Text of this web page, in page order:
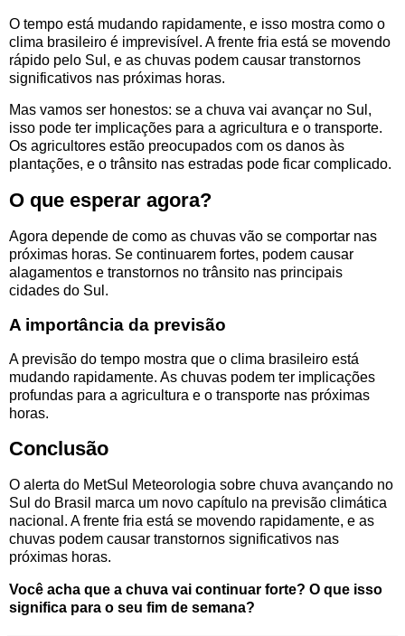
O tempo está mudando rapidamente, e isso mostra como o
clima brasileiro é imprevisível. A frente fria está se movendo
rápido pelo Sul, e as chuvas podem causar transtornos
significativos nas próximas horas.
Mas vamos ser honestos: se a chuva vai avançar no Sul,
isso pode ter implicações para a agricultura e o transporte.
Os agricultores estão preocupados com os danos às
plantações, e o trânsito nas estradas pode ficar complicado.
O que esperar agora?
Agora depende de como as chuvas vão se comportar nas
próximas horas. Se continuarem fortes, podem causar
alagamentos e transtornos no trânsito nas principais
cidades do Sul.
A importância da previsão
A previsão do tempo mostra que o clima brasileiro está
mudando rapidamente. As chuvas podem ter implicações
profundas para a agricultura e o transporte nas próximas
horas.
Conclusão
O alerta do MetSul Meteorologia sobre chuva avançando no
Sul do Brasil marca um novo capítulo na previsão climática
nacional. A frente fria está se movendo rapidamente, e as
chuvas podem causar transtornos significativos nas
próximas horas.
Você acha que a chuva vai continuar forte? O que isso
significa para o seu fim de semana?